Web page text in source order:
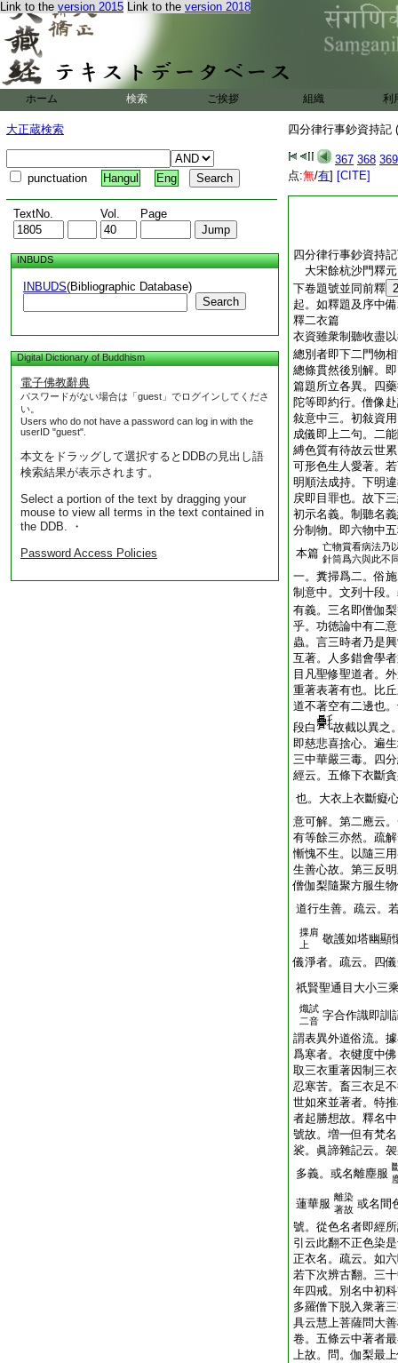
Link to the version 2015 Link to the version 2018
ホーム 検索 ご挨拶 組織 利
大正蔵検索
punctuation Hangul Eng
TextNo. Vol. Page
INBUDS
INBUDS(Bibliographic Database)
Search
Digital Dictionary of Buddhism
電子佛教辭典
パスワードがない場合は「guest」でログインしてくださ
い。
Users who do not have a password can log in with the
userID "guest".
本文をドラッグして選択するとDDBの見出し語
検索結果が表示されます。
Select a portion of the text by dragging your
mouse to view all terms in the text contained in
the DDB. ・
Password Access Policies
四分律行事鈔資持記
367 368 369
点:無/有] [CITE]
四分律行事鈔資持
大宋餘杭沙門釋
下卷題號並同前釋 2
起。如釋題及序中
釋二衣篇
衣資雖衆制聽收盡
總別者即下二門物
總條貫然後別解。
篇題所立各異。四
陀等即約行。僧像
敍意中三。初敍資
成儀即上二句。二
縛色質有待故云世
可形色生人愛著。
明順法成持。下明
戻即目罪也。故下
初示名義。制聽名
分制物。即六物中
本篇 亡物賞看病法乃
針筒爲六與此不
一。糞掃爲二。俗
制意中。文列十段
有義。三名即僧伽
乎。功徳論中有二
蟲。言三時者乃是
互著。人多錯會學
目凡聖修聖道者。
重著表著有也。比
道不著空有二邊也
段白
故截以異之
即慈悲喜捨心。遍
三中華嚴三毒。四
經云。五條下衣斷
也。大衣上衣斷癡
意可解。第二應云
有等餘三亦然。疏
慚愧不生。以隨三
生善心故。第三反
僧伽梨隨聚方服生
道行生善。疏云。
揲肩
上
敬護如塔幽顯
儀淨者。疏云。四
祇賢聖通目大小三
熾試
二音 字合作識即訓
謂表異外道俗流。
爲寒者。衣犍度中
取三衣重著因制三
忍寒苦。畜三衣足
世如來並著者。特
者起勝想故。釋名
號故。増一但有梵
裟。眞諦雜記云。
多義。或名離塵服
蓮華服 離染
著故 或名間
號。從色名者即經
引云此翻不正色染
正衣名。疏云。如
若下次辨古翻。三
年四戒。別名中初
多羅僧下脱入衆著
具云慧上菩薩問大
卷。五條云中著者
上故。問。伽梨最